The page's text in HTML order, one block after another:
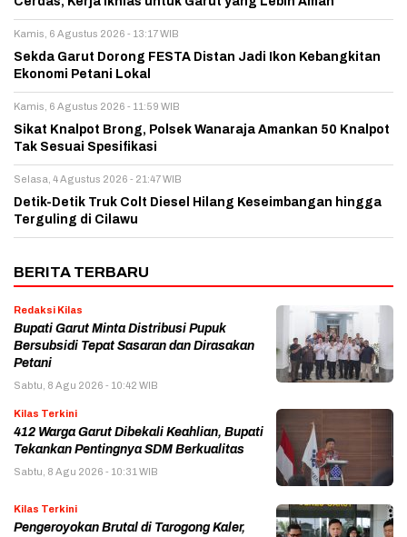
Kamis, 6 Agustus 2026 - 13:17 WIB
Sekda Garut Dorong FESTA Distan Jadi Ikon Kebangkitan
Ekonomi Petani Lokal
Kamis, 6 Agustus 2026 - 11:59 WIB
Sikat Knalpot Brong, Polsek Wanaraja Amankan 50 Knalpot
Tak Sesuai Spesifikasi
Selasa, 4 Agustus 2026 - 21:47 WIB
Detik-Detik Truk Colt Diesel Hilang Keseimbangan hingga
Terguling di Cilawu
BERITA TERBARU
Redaksi Kilas
Bupati Garut Minta Distribusi Pupuk
Bersubsidi Tepat Sasaran dan Dirasakan
Petani
Sabtu, 8 Agu 2026 - 10:42 WIB
Kilas Terkini
412 Warga Garut Dibekali Keahlian, Bupati
Tekankan Pentingnya SDM Berkualitas
Sabtu, 8 Agu 2026 - 10:31 WIB
Kilas Terkini
Pengeroyokan Brutal di Tarogong Kaler,